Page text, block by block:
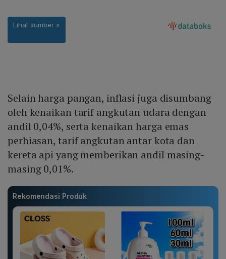
Selain harga pangan, inflasi juga disumbang
oleh kenaikan tarif angkutan udara dengan
andil 0,04%, serta kenaikan harga emas
perhiasan, tarif angkutan antar kota dan
kereta api yang memberikan andil masing-
masing 0,01%.
Rekomendasi Produk